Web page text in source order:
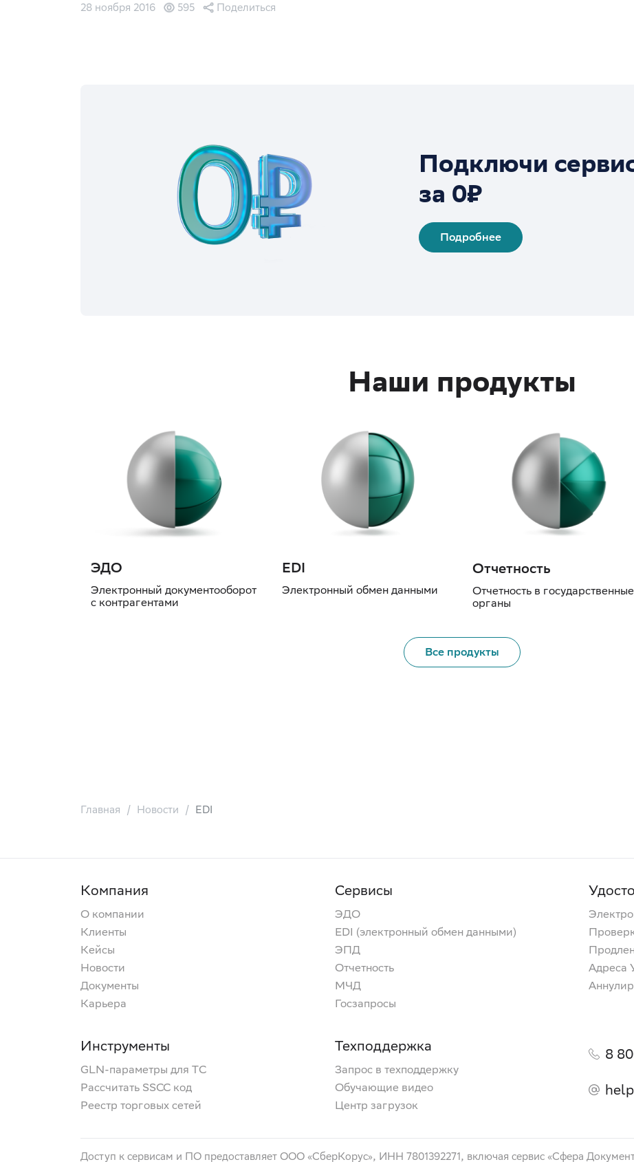
28 ноября 2016 595 Поделиться
Подключи
за 0₽
Подробнее
Наши продукты
ЭДО
Электронный документооборот
с контрагентами
EDI
Электронный обмен данными
Отчетность
Отчетность в государственные
органы
Все продукты
Главная Новости EDI
Компания
О компании
Клиенты
Кейсы
Новости
Документы
Карьера
Сервисы
ЭДО
EDI (электронный обмен данными)
ЭПД
Отчетность
МЧД
Госзапросы
Адреса
Инструменты
GLN-параметры для ТС
Рассчитать SSCC код
Реестр торговых сетей
Техподдержка
Запрос в техподдержку
Обучающие видео
Центр загрузок
8
Доступ к сервисам и ПО предоставляет ООО «СберКорус», ИНН 7801392271, включая сервис «Сфера